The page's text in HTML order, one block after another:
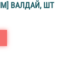
ВАЛДАЙ, ШТ